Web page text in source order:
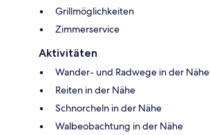
Grillmöglichkeiten
Zimmerservice
Aktivitäten
Wander- und Radwege in der Nähe
Reiten in der Nähe
Schnorcheln in der Nähe
Walbeobachtung in der Nähe